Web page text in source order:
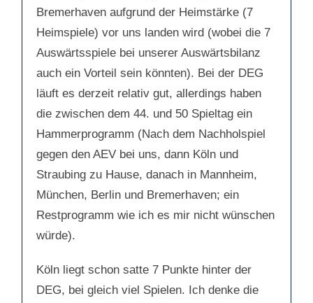
Bremerhaven aufgrund der Heimstärke (7
Heimspiele) vor uns landen wird (wobei die 7
Auswärtsspiele bei unserer Auswärtsbilanz
auch ein Vorteil sein könnten). Bei der DEG
läuft es derzeit relativ gut, allerdings haben
die zwischen dem 44. und 50 Spieltag ein
Hammerprogramm (Nach dem Nachholspiel
gegen den AEV bei uns, dann Köln und
Straubing zu Hause, danach in Mannheim,
München, Berlin und Bremerhaven; ein
Restprogramm wie ich es mir nicht wünschen
würde).
Köln liegt schon satte 7 Punkte hinter der
DEG, bei gleich viel Spielen. Ich denke die